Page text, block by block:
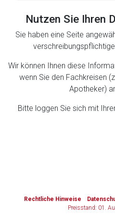
Nutzen Sie Ihren
Sie haben eine Seite
Wir können Ihnen diese
wenn Sie den Fachkreisen
Apotheker)
Bitte loggen Sie sich mit
Rechtliche Hinweise
Preisstand: 01.
Zurück zur